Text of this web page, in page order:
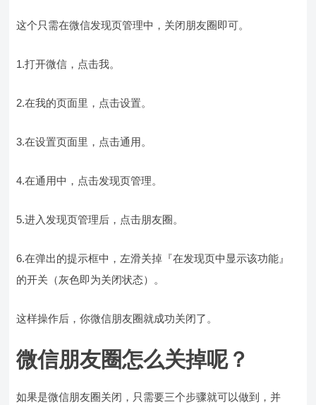
这个只需在微信发现页管理中，关闭朋友圈即可。
1.打开微信，点击我。
2.在我的页面里，点击设置。
3.在设置页面里，点击通用。
4.在通用中，点击发现页管理。
5.进入发现页管理后，点击朋友圈。
6.在弹出的提示框中，左滑关掉『在发现页中显示该功能』
的开关（灰色即为关闭状态）。
这样操作后，你微信朋友圈就成功关闭了。
微信朋友圈怎么关掉呢？
如果是微信朋友圈关闭，只需要三个步骤就可以做到，并